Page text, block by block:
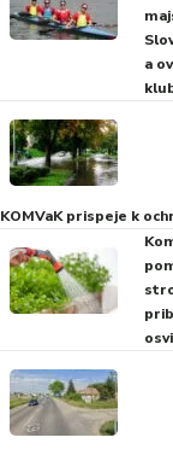
a
KOMVaK prispeje k